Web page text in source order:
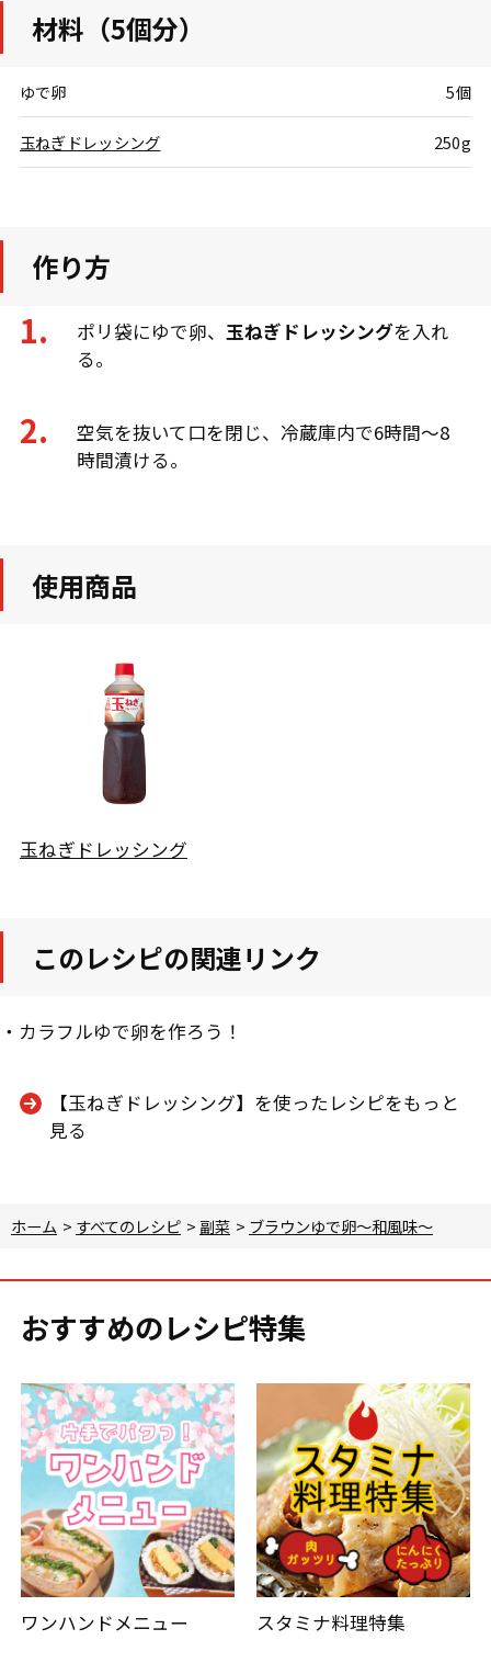
材料（5個分）
ゆで卵 5個
玉ねぎドレッシング 250g
作り方
ポリ袋にゆで卵、玉ねぎドレッシングを入れ
る。
空気を抜いて口を閉じ、冷蔵庫内で6時間～8
時間漬ける。
使用商品
玉ねぎドレッシング
このレシピの関連リンク
・ カラフルゆで卵を作ろう！
【玉ねぎドレッシング】を使ったレシピをもっと
見る
ホーム > すべてのレシピ > 副菜 > ブラウンゆで卵～和風味～
おすすめのレシピ特集
ワンハンドメニュー スタミナ料理特集